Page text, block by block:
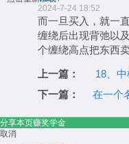
2024-7-24 18:52
而一旦买入，就一
缠绕后出现背弛以
个缠绕高点把东西
上一篇：
18、
下一篇：
在一个名为“
分享本页赚奖学金
取消